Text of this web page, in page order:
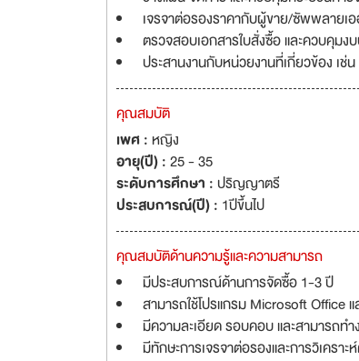
เจรจาต่อรองราคากับผู้ขาย/ซัพพลายเอ
ตรวจสอบเอกสารใบสั่งซื้อ และควบคุม
ประสานงานกับหน่วยงานที่เกี่ยวข้อง เ
คุณสมบัติ
เพศ :หญิง
อายุ(ปี) :25 - 35
ระดับการศึกษา :ปริญญาตรี
ประสบการณ์(ปี) : 1ปีขึ้นไป
คุณสมบัติด้านความรู้และความสามารถ
มีประสบการณ์ด้านการจัดซื้อ 1-3 ปี
สามารถใช้โปรแกรม Microsoft Office
มีความละเอียด รอบคอบ และสามารถทำ
มีทักษะการเจรจาต่อรองและการวิเครา